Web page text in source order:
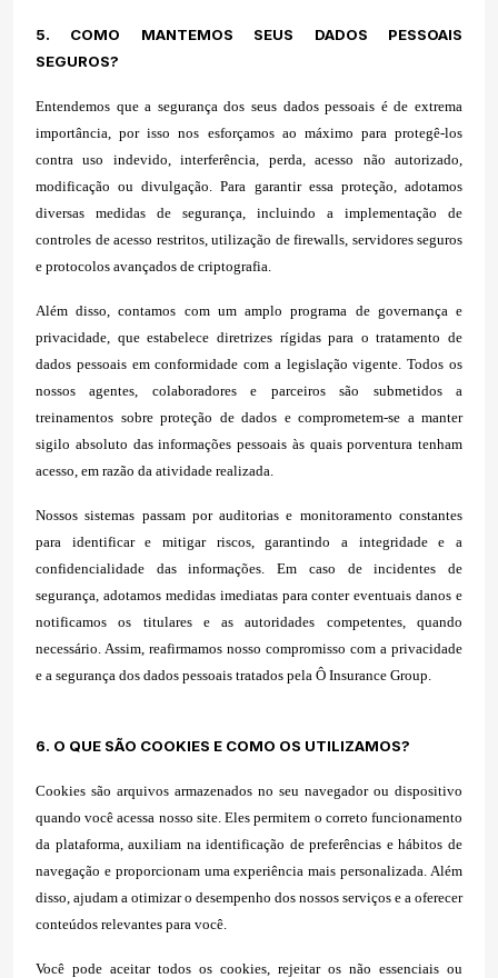
5. COMO MANTEMOS SEUS DADOS PESSOAIS
SEGUROS?
Entendemos que a segurança dos seus dados pessoais é de extrema
importância, por isso nos esforçamos ao máximo para protegê-los
contra uso indevido, interferência, perda, acesso não autorizado,
modificação ou divulgação. Para garantir essa proteção, adotamos
diversas medidas de segurança, incluindo a implementação de
controles de acesso restritos, utilização de firewalls, servidores seguros
e protocolos avançados de criptografia.
Além disso, contamos com um amplo programa de governança e
privacidade, que estabelece diretrizes rígidas para o tratamento de
dados pessoais em conformidade com a legislação vigente. Todos os
nossos agentes, colaboradores e parceiros são submetidos a
treinamentos sobre proteção de dados e comprometem-se a manter
sigilo absoluto das informações pessoais às quais porventura tenham
acesso, em razão da atividade realizada.
Nossos sistemas passam por auditorias e monitoramento constantes
para identificar e mitigar riscos, garantindo a integridade e a
confidencialidade das informações. Em caso de incidentes de
segurança, adotamos medidas imediatas para conter eventuais danos e
notificamos os titulares e as autoridades competentes, quando
necessário. Assim, reafirmamos nosso compromisso com a privacidade
e a segurança dos dados pessoais tratados pela Ô Insurance Group.
6. O QUE SÃO COOKIES E COMO OS UTILIZAMOS?
Cookies são arquivos armazenados no seu navegador ou dispositivo
quando você acessa nosso site. Eles permitem o correto funcionamento
da plataforma, auxiliam na identificação de preferências e hábitos de
navegação e proporcionam uma experiência mais personalizada. Além
disso, ajudam a otimizar o desempenho dos nossos serviços e a oferecer
conteúdos relevantes para você.
Você pode aceitar todos os cookies, rejeitar os não essenciais ou